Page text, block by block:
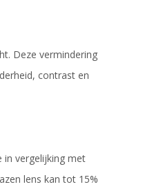
Deze vermindering
contrast en
in vergelijking met
lens kan tot 15%